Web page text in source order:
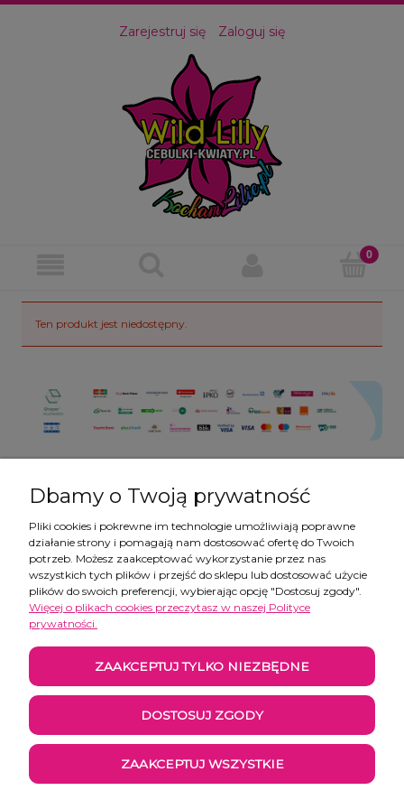
Zarejestruj się Zaloguj się
Ten produkt jest niedostępny.
Pomoc
Moje konto
Płatności i dostawa
Informacje
O nas
Dbamy o Twoją prywatność
Pliki cookies i pokrewne im technologie umożliwiają poprawne
działanie strony i pomagają nam dostosować ofertę do Twoich
potrzeb. Możesz zaakceptować wykorzystanie przez nas
wszystkich tych plików i przejść do sklepu lub dostosować użycie
plików do swoich preferencji, wybierając opcję "Dostosuj zgody".
Więcej o plikach cookies przeczytasz w naszej Polityce
prywatności.
ZAAKCEPTUJ TYLKO NIEZBĘDNE
DOSTOSUJ ZGODY
ZAAKCEPTUJ WSZYSTKIE